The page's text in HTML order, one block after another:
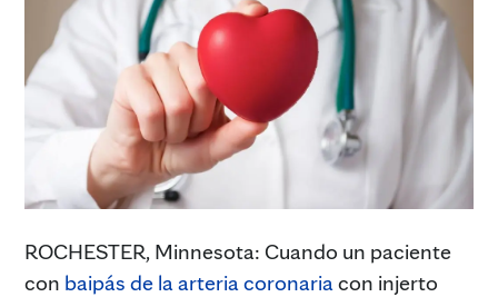
ROCHESTER, Minnesota: Cuando un paciente
con baipás de la arteria coronariacon injerto